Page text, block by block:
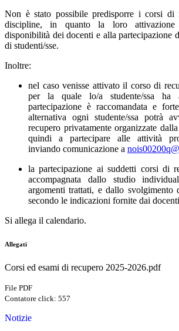
Non è stato possibile predisporre i corsi di
discipline, in quanto la loro attivazione
disponibilità dei docenti e alla partecipazione
di studenti/sse.
Inoltre:
nel caso venisse attivato il corso di
per la quale lo/a studente/ssa
partecipazione è raccomandata e
alternativa ogni studente/ssa potrà
recupero privatamente organizzate
quindi a partecipare alle attività
inviando comunicazione a
la partecipazione ai suddetti corsi di
accompagnata dallo studio
argomenti trattati, e dallo svolgimento
secondo le indicazioni fornite dai
Si allega il calendario.
Allegati
Corsi ed esami di recupero 2025-2026.pdf
File PDF
Contatore click: 557
Notizie